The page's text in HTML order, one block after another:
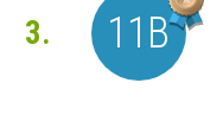
3. 11В